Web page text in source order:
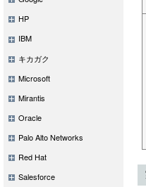
HP
IBM
キカガク
Microsoft
Mirantis
Oracle
Palo Alto Networks
Red Hat
Salesforce